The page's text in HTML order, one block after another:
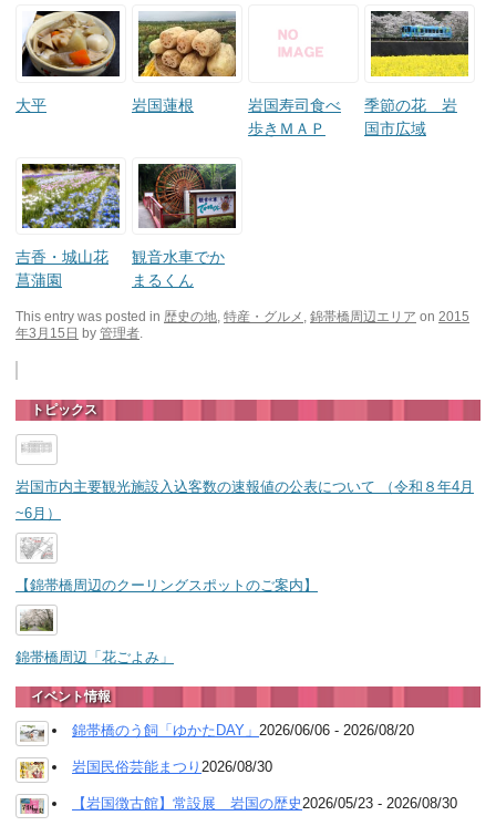
大平 岩国蓮根
岩国寿司食べ
歩きＭＡＰ
季節の花 岩
国市広域
吉香・城山花
菖蒲園
観音水車でか
まるくん
This entry was posted in 歴史の地, 特産・グルメ , 錦帯橋周辺エリア on 2015
年3月15日 by 管理者.
トピックス
岩国市内主要観光施設入込客数の速報値の公表について （令和８年4月
~6月）
【錦帯橋周辺のクーリングスポットのご案内】
錦帯橋周辺「花ごよみ」
イベント情報
錦帯橋のう飼「ゆかたDAY」 2026/06/06 - 2026/08/20
岩国民俗芸能まつり 2026/08/30
【岩国徴古館】常設展 岩国の歴史 2026/05/23 - 2026/08/30